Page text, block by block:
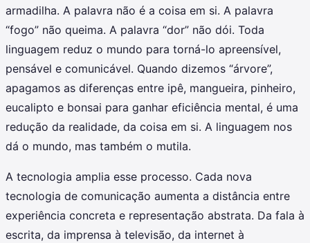
armadilha. A palavra não é a coisa em si. A palavra
“fogo” não queima. A palavra “dor” não dói. Toda
linguagem reduz o mundo para torná-lo apreensível,
pensável e comunicável. Quando dizemos “árvore”,
apagamos as diferenças entre ipê, mangueira, pinheiro,
eucalipto e bonsai para ganhar eficiência mental, é uma
redução da realidade, da coisa em si. A linguagem nos
dá o mundo, mas também o mutila.
A tecnologia amplia esse processo. Cada nova
tecnologia de comunicação aumenta a distância entre
experiência concreta e representação abstrata. Da fala à
escrita, da imprensa à televisão, da internet à